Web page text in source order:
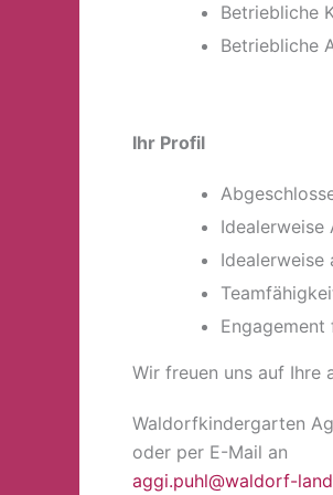
Betriebliche
Betriebliche
Ihr Profil
Idealerweise
Wir freuen uns auf Ihre
Waldorfkindergarten
oder per E-Mail an
aggi.puhl@waldorf-